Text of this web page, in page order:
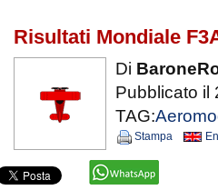
Risultati Mondiale
Di
Pubblicato il
TAG:
Stampa